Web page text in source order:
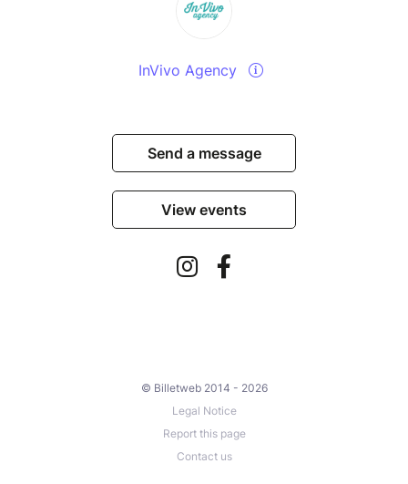
InVivo Agency
Send a message
View events
© Billetweb 2014 - 2026
Legal Notice
Report this page
Contact us